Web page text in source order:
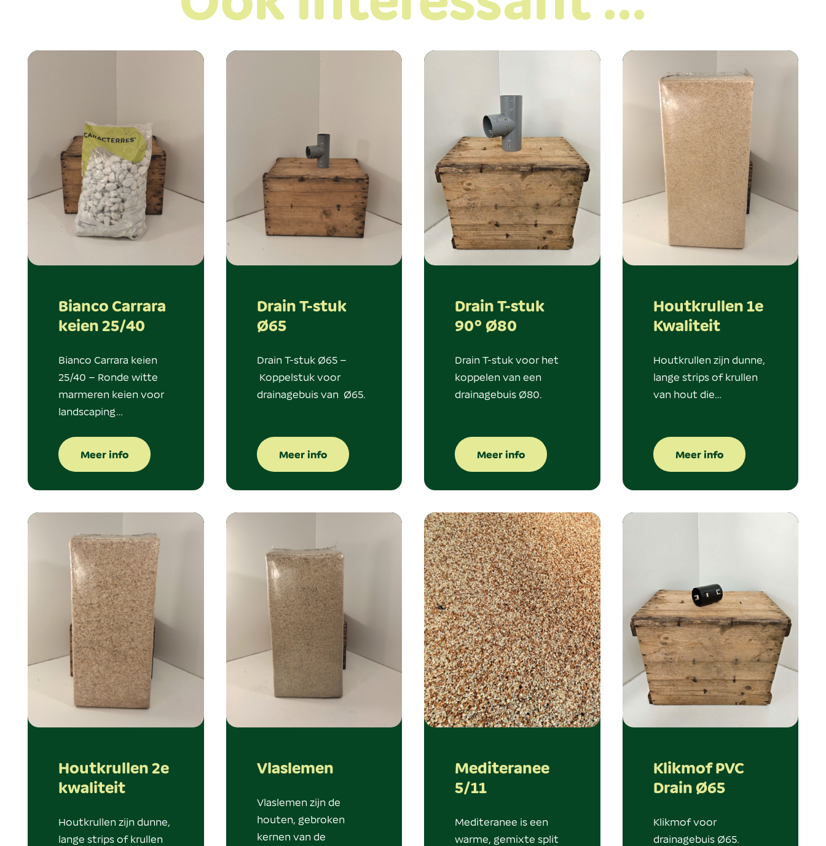
Bianco Carrara
keien 25/40
Bianco Carrara keien
25/40 – Ronde witte
marmeren keien voor
landscaping…
Meer info
Drain T-stuk
Ø65
Drain T-stuk Ø65 –
Koppelstuk voor
drainagebuis van Ø65.
Meer info
Drain T-stuk
90° Ø80
Drain T-stuk voor het
koppelen van een
drainagebuis Ø80.
Meer info
Houtkrullen 1e
Kwaliteit
Houtkrullen zijn dunne,
lange strips of krullen
van hout die…
Meer info
Houtkrullen 2e
kwaliteit
Houtkrullen zijn dunne,
lange strips of krullen
Vlaslemen
Vlaslemen zijn de
houten, gebroken
kernen van de
Mediteranee
5/11
Mediteranee is een
warme, gemixte split
Klikmof PVC
Drain Ø65
Klikmof voor
drainagebuis Ø65.